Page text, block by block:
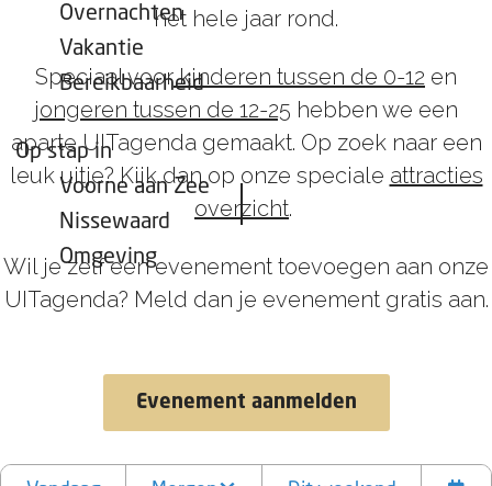
Overnachten
Vakantie
Bereikbaarheid
Op stap in
Voorne aan Zee
Nissewaard
Omgeving
het hele jaar rond.
Speciaal voorkinderen tussen de 0-12 en
jongeren tussen de 12-25 hebben we een
aparte UITagenda gemaakt. Op zoek naar een
leuk uitje? Kijk dan op onze speciale attracties
overzicht.
Wil je zelf een evenement toevoegen aan onze
UITagenda? Meld dan je evenement gratis aan.
Evenement aanmelden
a
ao